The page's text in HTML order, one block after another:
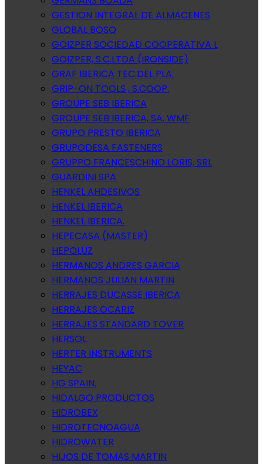
GESTION INTEGRAL DE ALMACENES
GLOBAL BOSQ
GOIZPER SOCIEDAD COOPERATIVA L
GOIZPER, S.C.LTDA (IRONSIDE)
GRAF IBERICA TEC.DEL PLA.
GRIP-ON TOOLS , S.COOP.
GROUPE SEB IBERICA
GROUPE SEB IBERICA, SA. WMF
GRUPO PRESTO IBERICA
GRUPODESA FASTENERS
GRUPPO FRANCESCHINO LORIS, SRL
GUARDINI SPA
HENKEL AHDESIVOS
HENKEL IBERICA
HENKEL IBERICA.
HEPECASA (MASTER)
HEPOLUZ
HERMANOS ANDRES GARCIA
HERMANOS JULIAN MARTIN
HERRAJES DUCASSE IBERICA
HERRAJES OCARIZ
HERRAJES STANDARD TOVER
HERSOL.
HERTER INSTRUMENTS
HEYAC
HG SPAIN.
HIDALGO PRODUCTOS
HIDROBEX
HIDROTECNOAGUA
HIDROWATER
HIJOS DE TOMAS MARTIN